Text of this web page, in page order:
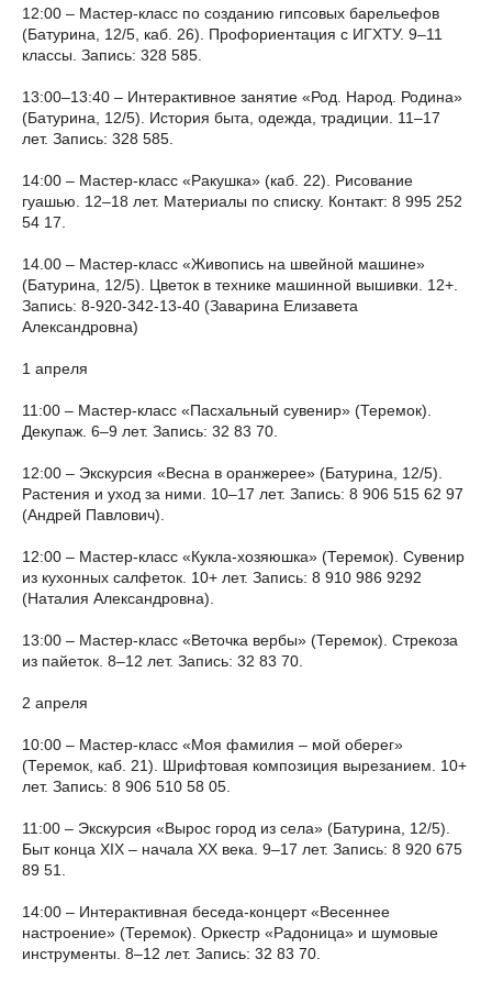
12:00 – Мастер-класс по созданию гипсовых барельефов
(Батурина, 12/5, каб. 26). Профориентация с ИГХТУ. 9–11
классы. Запись: 328 585.
13:00–13:40 – Интерактивное занятие «Род. Народ. Родина»
(Батурина, 12/5). История быта, одежда, традиции. 11–17
лет. Запись: 328 585.
14:00 – Мастер-класс «Ракушка» (каб. 22). Рисование
гуашью. 12–18 лет. Материалы по списку. Контакт: 8 995 252
54 17.
14.00 – Мастер-класс «Живопись на швейной машине»
(Батурина, 12/5). Цветок в технике машинной вышивки. 12+.
Запись: 8-920-342-13-40 (Заварина Елизавета
Александровна)
1 апреля
11:00 – Мастер-класс «Пасхальный сувенир» (Теремок).
Декупаж. 6–9 лет. Запись: 32 83 70.
12:00 – Экскурсия «Весна в оранжерее» (Батурина, 12/5).
Растения и уход за ними. 10–17 лет. Запись: 8 906 515 62 97
(Андрей Павлович).
12:00 – Мастер-класс «Кукла-хозяюшка» (Теремок). Сувенир
из кухонных салфеток. 10+ лет. Запись: 8 910 986 9292
(Наталия Александровна).
13:00 – Мастер-класс «Веточка вербы» (Теремок). Стрекоза
из пайеток. 8–12 лет. Запись: 32 83 70.
2 апреля
10:00 – Мастер-класс «Моя фамилия – мой оберег»
(Теремок, каб. 21). Шрифтовая композиция вырезанием. 10+
лет. Запись: 8 906 510 58 05.
11:00 – Экскурсия «Вырос город из села» (Батурина, 12/5).
Быт конца XIX – начала XX века. 9–17 лет. Запись: 8 920 675
89 51.
14:00 – Интерактивная беседа-концерт «Весеннее
настроение» (Теремок). Оркестр «Радоница» и шумовые
инструменты. 8–12 лет. Запись: 32 83 70.